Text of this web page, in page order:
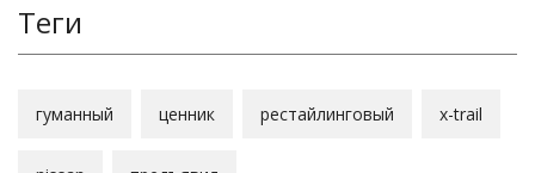
Теги
гуманный ценник рестайлинговый x-trail